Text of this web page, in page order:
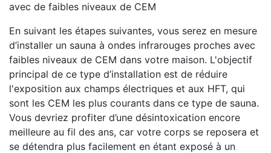
avec de faibles niveaux de CEM
En suivant les étapes suivantes, vous serez en mesure
d’installer un sauna à ondes infrarouges proches avec
faibles niveaux de CEM dans votre maison. L'objectif
principal de ce type d’installation est de réduire
l'exposition aux champs électriques et aux HFT, qui
sont les CEM les plus courants dans ce type de sauna.
Vous devriez profiter d’une désintoxication encore
meilleure au fil des ans, car votre corps se reposera et
se détendra plus facilement en étant exposé à un